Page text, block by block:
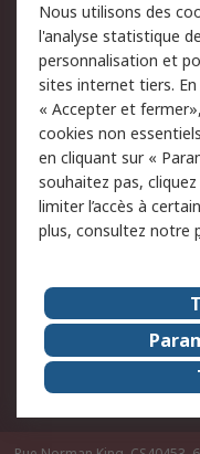
du site
Politique de
des données -
jour
Conditions
de vente
Campagnes
A propos de RS
A propos de RS
Le groupe RS
RS dans le monde
Nous rejoindre
Nous utilisons des
l'analyse statistique
personnalisation et
sites internet tiers.
« Accepter et
cookies non
en cliquant sur «
souhaitez pas,
limiter l’accès à
plus, consultez notre